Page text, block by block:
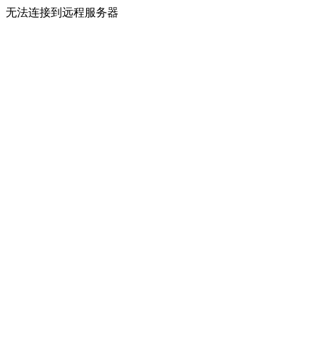
无法连接到远程服务器